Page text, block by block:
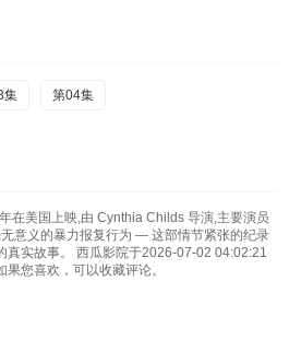
集 第04集
在美国上映,由 Cynthia Childs 导演,主要演员
意义的暴力报复行为 — 这部情节紧张的纪录
真实故事。 西瓜影院于2026-07-02 04:02:21
您喜欢，可以收藏评论。